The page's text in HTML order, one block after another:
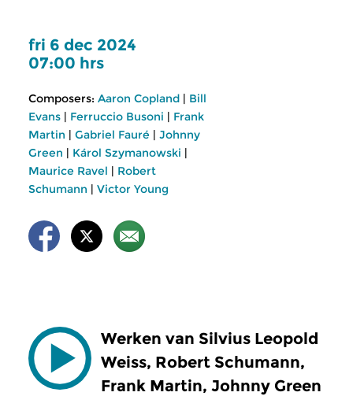
fri 6 dec 2024
07:00 hrs
Composers: Aaron Copland | Bill
Evans | Ferruccio Busoni | Frank
Martin | Gabriel Fauré | Johnny
Green | Károl Szymanowski |
Maurice Ravel | Robert
Schumann | Victor Young
Werken van Silvius Leopold
Weiss, Robert Schumann,
Frank Martin, Johnny Green